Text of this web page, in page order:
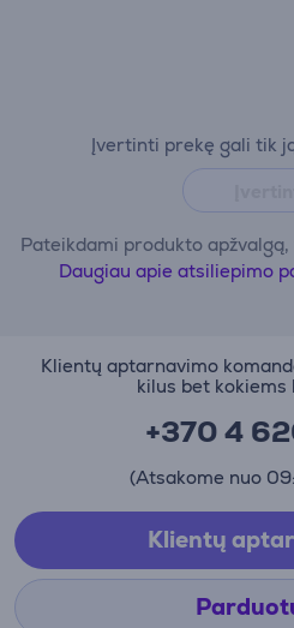
Įvertinti prekę gali tik
Pateikdami produkto
Daugiau apie atsiliepimo
Klientų aptarnavimo
kilus bet kokiems
+370 4
(Atsakome nuo
Klientų